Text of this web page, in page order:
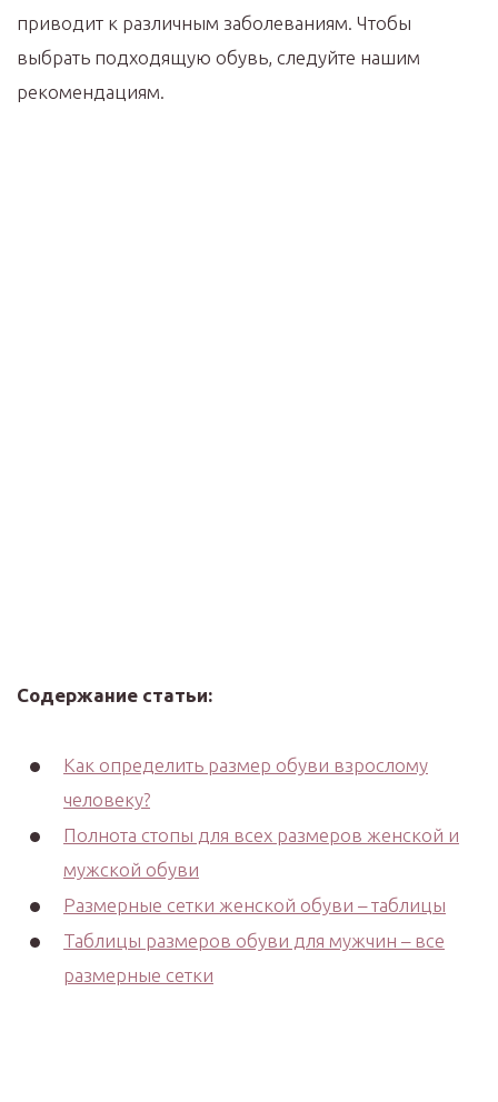
приводит к различным заболеваниям. Чтобы
выбрать подходящую обувь, следуйте нашим
рекомендациям.
Содержание статьи:
Как определить размер обуви взрослому
человеку?
Полнота стопы для всех размеров женской и
мужской обуви
Размерные сетки женской обуви – таблицы
Таблицы размеров обуви для мужчин – все
размерные сетки